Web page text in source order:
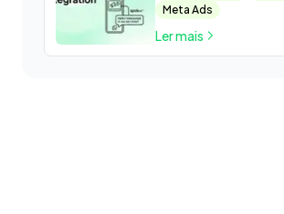
Meta Ads
Ler mais